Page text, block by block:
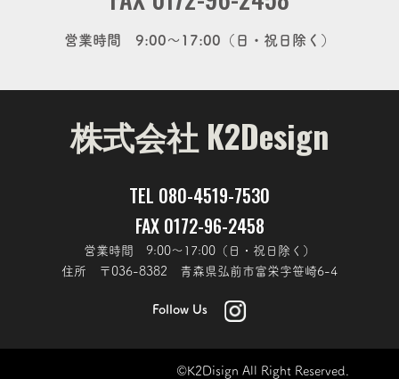
営業時間 9:00～17:00（日・祝日除く）
株式会社 K2Design
TEL 080-4519-7530
FAX 0172-96-2458
営業時間 9:00～17:00（日・祝日除く）
住所 〒036-8382 青森県弘前市富栄字笹崎6-4
Follow Us
©K2Disign All Right Reserved.